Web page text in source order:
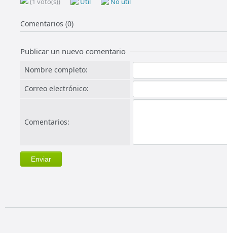
Comentarios (0)
Publicar un nuevo comentario
Nombre completo:
Correo electrónico:
Comentarios: